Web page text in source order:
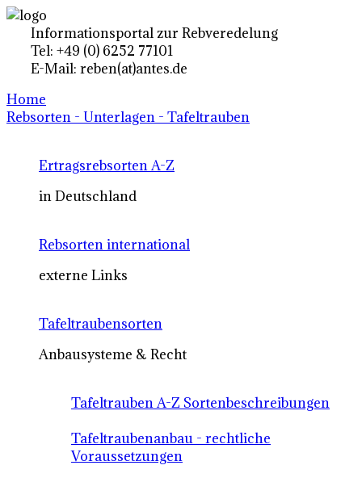
Informationsportal zur Rebveredelung
Tel: +49 (0) 6252 77101
E-Mail: reben(at)antes.de
Home
Rebsorten - Unterlagen - Tafeltrauben
Ertragsrebsorten A-Z
in Deutschland
Rebsorten international
externe Links
Tafeltraubensorten
Anbausysteme & Recht
Tafeltrauben A-Z Sortenbeschreibungen
Tafeltraubenanbau - rechtliche
Voraussetzungen